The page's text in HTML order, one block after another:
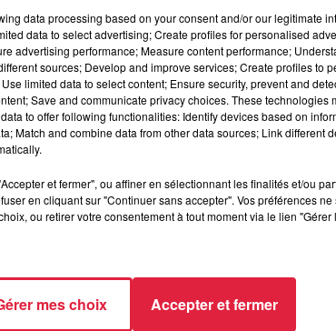
rien y faire. Akira Toriyama ne reviendra pas.
data processing based on your consent and/or our legitimate
data to select advertising; Create profiles for personalised
advertising performance; Measure content performance;
sources; Develop and improve services; Create profiles to
limited data to select content; Ensure security, prevent and
Save and communicate privacy choices. These technologies
to offer following functionalities: Identify devices based on
Match and combine data from other data sources; Link different
et fermer", ou affiner en sélectionnant les finalités et/ou
en cliquant sur "Continuer sans accepter". Vos préférences
ou retirer votre consentement à tout moment via le lien
mes choix Accepter et fermer